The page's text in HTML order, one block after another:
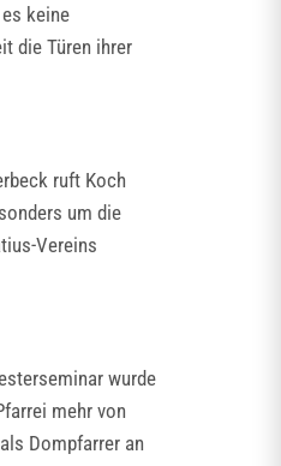
keine
die Türen ihrer
ruft Koch
um die
Vereins
wurde
mehr von
Dompfarrer an